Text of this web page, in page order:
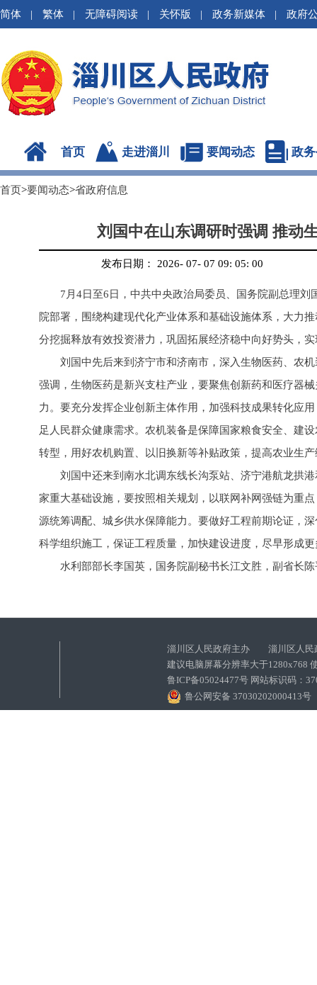
简体 | 繁体 | 无障碍阅读 | 关怀版 | 政务新媒体 | 政府
首页 走进淄川 要闻动态 政
首页>要闻动态>省政府信息
刘国中在山东调研时强调 推动
发布日期： 2026- 07- 07 09: 05: 00
7月4日至6日，中共中央政治局委员、国务院副总理
院部署，围绕构建现代化产业体系和基础设施体系，大力
分挖掘释放有效投资潜力，巩固拓展经济稳中向好势头，
刘国中先后来到济宁市和济南市，深入生物医药、农
强调，生物医药是新兴支柱产业，要聚焦创新药和医疗器
力。要充分发挥企业创新主体作用，加强科技成果转化应
足人民群众健康需求。农机装备是保障国家粮食安全、建
转型，用好农机购置、以旧换新等补贴政策，提高农业生
刘国中还来到南水北调东线长沟泵站、济宁港航龙拱
家重大基础设施，要按照相关规划，以联网补网强链为重
源统筹调配、城乡供水保障能力。要做好工程前期论证，
科学组织施工，保证工程质量，加快建设进度，尽早形成
水利部部长李国英，国务院副秘书长江文胜，副省长
淄川区人民政府主办 淄川区人民
建议电脑屏幕分辨率大于1280x768
鲁ICP备05024477号 网站标识码：
鲁公网安备 37030202000413号